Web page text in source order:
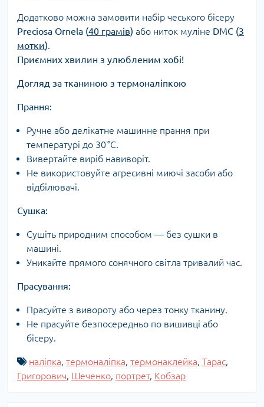
Додатково можна замовити набір чеського бісеру
Preciosa Ornela (40 грамів) або ниток муліне DMC (3
мотки).
Приємних хвилин з улюбленим хобі!
Догляд за тканиною з термоналіпкою
Прання:
Ручне або делікатне машинне прання при
температурі до 30 °C.
Вивертайте виріб навиворіт.
Не використовуйте агресивні миючі засоби або
відбілювачі.
Сушка:
Сушіть природним способом — без сушки в
машині.
Уникайте прямого сонячного світла тривалий час.
Прасування:
Прасуйте з вивороту або через тонку тканину.
Не прасуйте безпосередньо по вишивці або
бісеру.
наліпка, термоналіпка, термонаклейка, Тарас,
Григорович, Шеченко, портрет, Кобзар